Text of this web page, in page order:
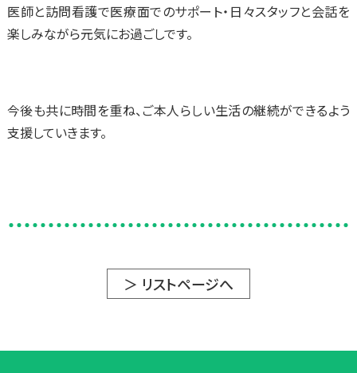
医師と訪問看護で医療面でのサポート・日々スタッフと会話を
楽しみながら元気にお過ごしです。
今後も共に時間を重ね、ご本人らしい生活の継続ができるよう
支援していきます。
＞ リストページへ